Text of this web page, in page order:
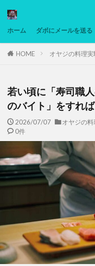
ホーム ダボにメールを送る
HOME オヤジの料理実
若い頃に「寿司職
のバイト」をすれ
2026/07/07
オヤジの料
0件
タグ
マレーシア動画
低温調理・スローク
備忘録
動画